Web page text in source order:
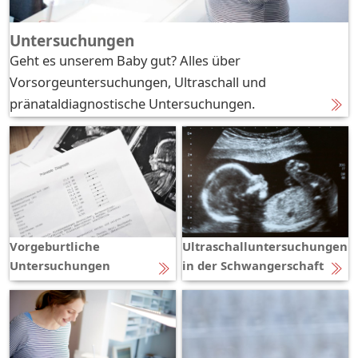
Untersuchungen
Geht es unserem Baby gut? Alles über
Vorsorgeuntersuchungen, Ultraschall und
pränataldiagnostische Untersuchungen.
Vorgeburtliche
Untersuchungen
Ultraschalluntersuchungen
in der Schwangerschaft